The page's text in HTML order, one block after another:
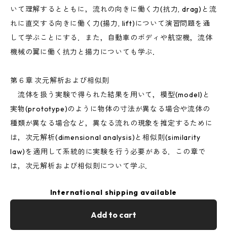
いて理解するとともに，流れの向きに働く力(抗力, drag)と流
れに直交する向きに働く力(揚力, lift)について演習問題を通
して学ぶことにする．また，自動車のボディや航空機，流体
機械の翼に働く抗力と揚力についても学ぶ．
第６章 次元解析および相似則
流体を扱う実験で得られた結果を用いて，模型(model)と
実物(prototype)のように物体の寸法が異なる場合や流体の
種類が異なる場合など，異なる流れの現象を推定するために
は，次元解析(dimensional analysis)と相似則(similarity
law)を適用して系統的に実験を行う必要がある．この章で
は，次元解析および相似則について学ぶ．
International shipping available
Add to cart